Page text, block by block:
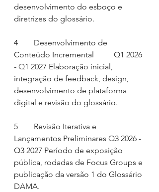
desenvolvimento do esboço e
diretrizes do glossário.
4        Desenvolvimento de
Conteúdo Incremental          Q1 2026
- Q1 2027 Elaboração inicial,
integração de feedback, design,
desenvolvimento de plataforma
digital e revisão do glossário.
5        Revisão Iterativa e
Lançamentos Preliminares Q3 2026 -
Q3 2027 Período de exposição
pública, rodadas de Focus Groups e
publicação da versão 1 do Glossário
DAMA.